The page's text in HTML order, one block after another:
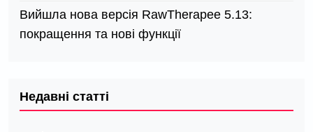
Вийшла нова версія RawTherapee 5.13:
покращення та нові функції
Недавні статті